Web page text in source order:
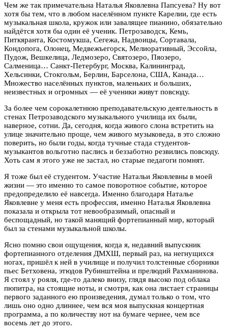
Чем же так примечательна Наталья Яковлевна Папсуева? Ну вот
хотя бы тем, что в любом населённом пункте Карелии, где есть
музыкальная школа, кружок или завалящее пианино, обязательно
найдётся хотя бы один её ученик. Петрозаводск, Кемь,
Питкяранта, Костомукша, Сегежа, Надвоицы, Сортавала,
Кондопога, Олонец, Медвежъегорск, Мелиоративный, Эссойла,
Пудож, Вешкелица, Ледмозеро, Святозеро, Пяозеро,
Салменица… Санкт-Петербург, Москва, Калининград,
Хельсинки, Стокгольм, Берлин, Барселона, США, Канада…
Множество населённых пунктов, маленьких и больших,
неизвестных и огромных — её ученики живут повсюду.
За более чем сорокалетнюю преподавательскую деятельность в
стенах Петрозаводского музыкального училища их были,
наверное, сотни. Да, сегодня, когда живого слона встретить на
улице значительно проще, чем живого музыковеда, в это сложно
поверить, но были годы, когда тучные стада студентов-
музыкантов вольготно паслись и беззаботно резвились повсюду.
Хоть сам я этого уже не застал, но старые педагоги помнят.
Я тоже был её студентом. Участие Натальи Яковлевны в моей
жизни — это именно то самое поворотное событие, которое
предопределило её навсегда. Именно благодаря Наталье
Яковлевне у меня есть профессия, именно Наталья Яковлевна
показала и открыла тот невообразимый, опасный и
беспощадный, но такой манящий фортепианный мир, который
был за стенами музыкальной школы.
Ясно помню свои ощущения, когда я, недавний выпускник
фортепианного отделения ДМХШ, первый раз, на негнущихся
ногах, пришёл к ней в училище и получил толстенные сборники
пьес Бетховена, этюдов Рубинштейна и прелюдий Рахманинова.
Я стоял у рояля, где-то далеко внизу, глядя высоко под облака
пюпитра, на стоящие ноты, и смотря, как она листает страницы
первого заданного ею произведения, думал только о том, что
лишь оно одно длиннее, чем вся моя выпускная концертная
программа, а по количеству нот на бумаге чернее, чем все
восемь лет до этого.